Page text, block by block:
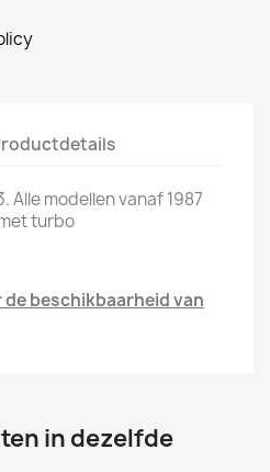
Alle modellen vanaf 1987
turbo
beschikbaarheid van
in dezelfde